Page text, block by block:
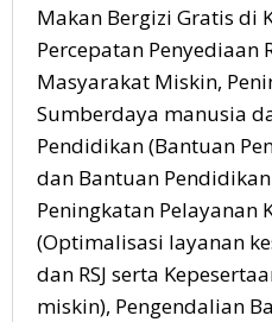
Makan Bergizi Gratis di
Percepatan Penyediaan
Masyarakat Miskin,
Sumberdaya manusia
Pendidikan (Bantuan
dan Bantuan Pendidikan
Peningkatan Pelayanan
(Optimalisasi layanan
dan RSJ serta
miskin), Pengendalian